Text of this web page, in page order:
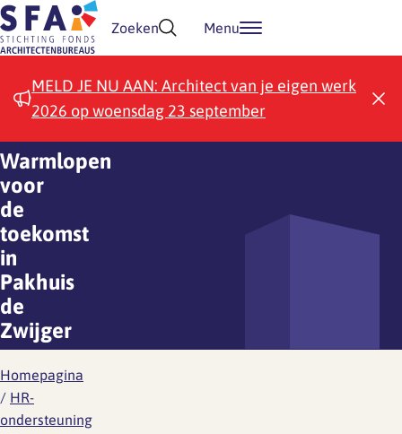
Doorgaan naar inhoud
Zoeken Menu
MELD JE NU AAN: Architect van je eigen werk
2026 op woensdag 23 september
Warmlopen
voor
de
toekomst
in
Pakhuis
de
Zwijger
Homepagina
/ HR-
ondersteuning